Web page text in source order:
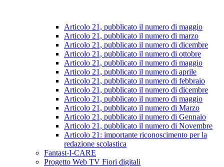
Articolo 21, pubblicato il numero di maggio
Articolo 21, pubblicato il numero di marzo
Articolo 21, pubblicato il numero di dicembre
Articolo 21, pubblicato il numero di ottobre
Articolo 21, pubblicato il numero di maggio
Articolo 21, pubblicato il numero di aprile
Articolo 21, pubblicato il numero di febbraio
Articolo 21, pubblicato il numero di dicembre
Articolo 21, pubblicato il numero di maggio
Articolo 21, pubblicato il numero di Marzo
Articolo 21, pubblicato il numero di Gennaio
Articolo 21, pubblicato il numero di Novembre
Articolo 21: importante riconoscimento per la
redazione scolastica
Fantast-I-CARE
Progetto Web TV Fiori digitali